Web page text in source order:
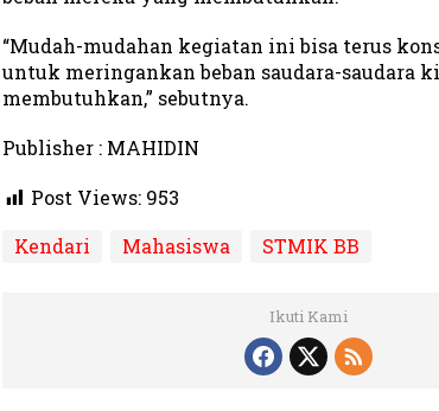
“Mudah-mudahan kegiatan ini bisa terus
untuk meringankan beban saudara-saudara
membutuhkan,” sebutnya.
Publisher : MAHIDIN
Post Views: 953
Kendari
Mahasiswa STMIK BB
Ikuti Kami